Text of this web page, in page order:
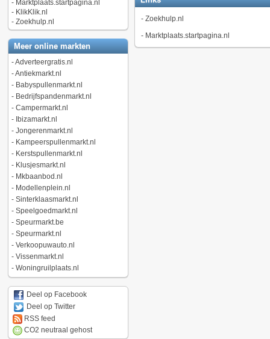
- Marktplaats.startpagina.nl
- KlikKlik.nl
- Zoekhulp.nl
Meer online markten
-Adverteergratis.nl
-Antiekmarkt.nl
- Babyspullenmarkt.nl
- Bedrijfspandenmarkt.nl
- Campermarkt.nl
- Ibizamarkt.nl
- Jongerenmarkt.nl
- Kampeerspullenmarkt.nl
- Kerstspullenmarkt.nl
- Klusjesmarkt.nl
- Mkbaanbod.nl
- Modellenplein.nl
- Sinterklaasmarkt.nl
- Speelgoedmarkt.nl
- Speurmarkt.be
- Speurmarkt.nl
- Verkoopuwauto.nl
- Vissenmarkt.nl
- Woningruilplaats.nl
Deel op Facebook
Deel op Twitter
RSS feed
CO2 neutraal gehost
- Zoekhulp.nl
- Marktplaats.startpagina.nl